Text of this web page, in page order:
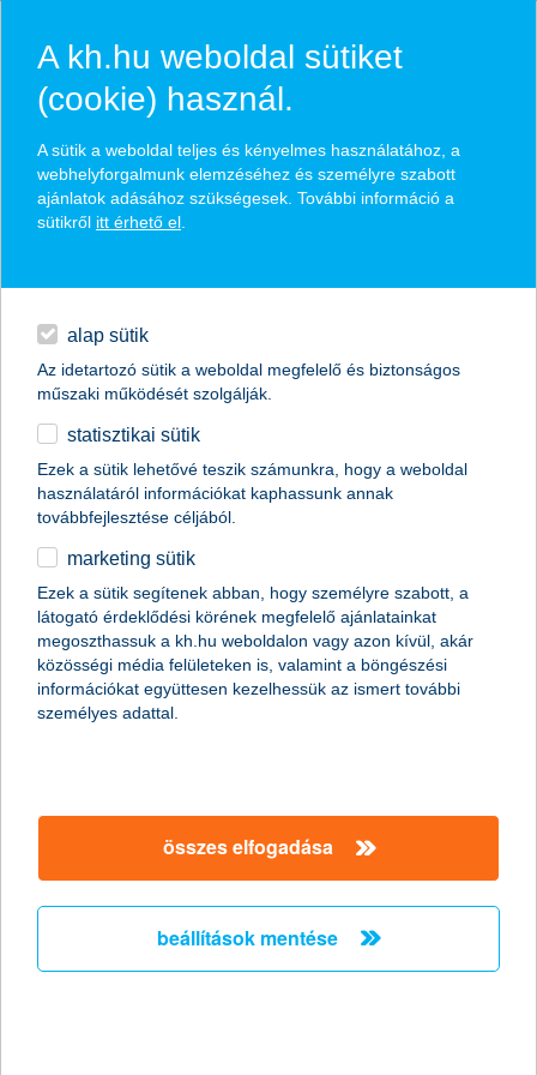
English
hírek és hivatalos
közzétételek
A legjobb kereskedelemfinanszírozási
bank címet kapta a K&H Bank
Magyarországon
A Global Finance magazin ismét a K&H Banknak ítélte a legjobb
kereskedelemfinanszírozási bank címet Magyarországon (Best
Trade Finance Provider in Hungary 2011).
A kh.hu weboldal sütiket
(cookie) használ.
A sütik a weboldal teljes és kényelmes használatához, a
webhelyforgalmunk elemzéséhez és személyre szabott
ajánlatok adásához szükségesek. További információ a
sütikről itt érhető el
alap sütik
Az idetartozó sütik a weboldal megfelelő és biztonságos
műszaki működését szolgálják.
statisztikai sütik
Ezek a sütik lehetővé teszik számunkra, hogy a weboldal
használatáról információkat kaphassunk annak
továbbfejlesztése céljából.
marketing sütik
Ezek a sütik segítenek abban, hogy személyre szabott, a
látogató érdeklődési körének megfelelő ajánlatainkat
megoszthassuk a kh.hu weboldalon vagy azon kívül, akár
közösségi média felületeken is, valamint a böngészési
információkat együttesen kezelhessük az ismert további
személyes adattal.
összes elfogadása
beállítások mentése